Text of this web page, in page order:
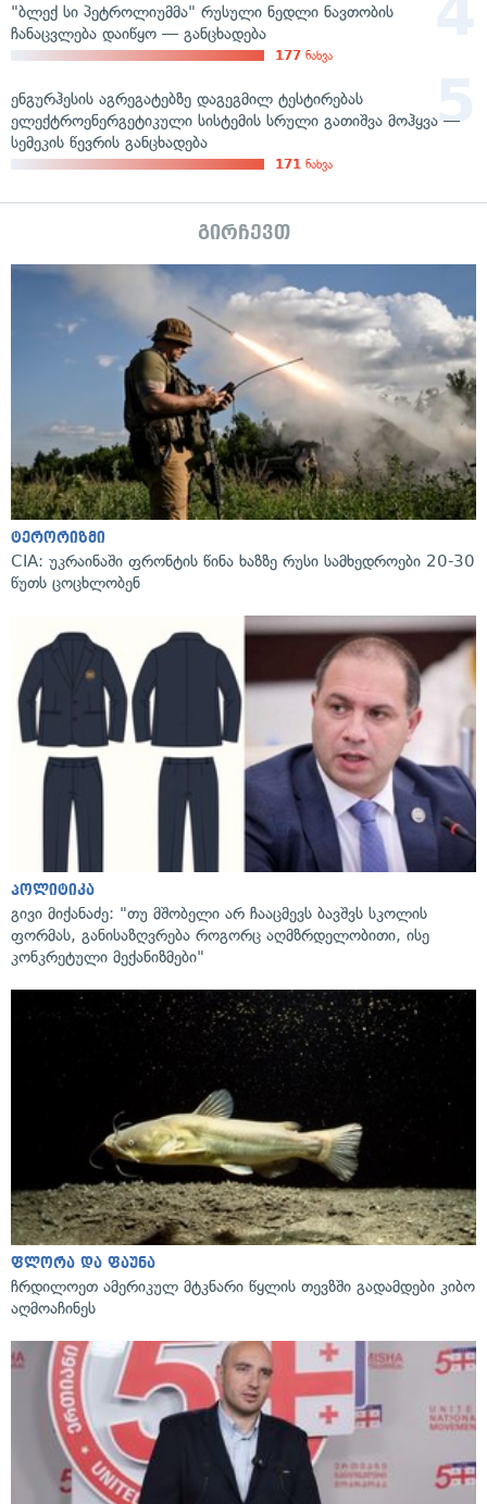
"ბლექ სი პეტროლიუმმა" რუსული ნედლი ნავთობის
ჩანაცვლება დაიწყო — განცხადება
177 ნახვა
ენგურჰესის აგრეგატებზე დაგეგმილ ტესტირებას
ელექტროენერგეტიკული სისტემის სრული გათიშვა მოჰყვა —
სემეკის წევრის განცხადება
171 ნახვა
გირჩევთ
ტერორიზმი
CIA: უკრაინაში ფრონტის წინა ხაზზე რუსი სამხედროები 20-30
წუთს ცოცხლობენ
პოლიტიკა
გივი მიქანაძე: "თუ მშობელი არ ჩააცმევს ბავშვს სკოლის
ფორმას, განისაზღვრება როგორც აღმზრდელობითი, ისე
კონკრეტული მექანიზმები"
ფლორა და ფაუნა
ჩრდილოეთ ამერიკულ მტკნარი წყლის თევზში გადამდები კიბო
აღმოაჩინეს